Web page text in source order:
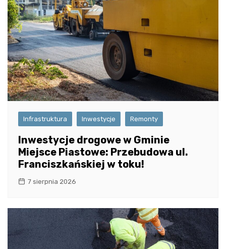
Infrastruktura Inwestycje Remonty
Inwestycje drogowe w Gminie
Miejsce Piastowe: Przebudowa ul.
Franciszkańskiej w toku!
7 sierpnia 2026